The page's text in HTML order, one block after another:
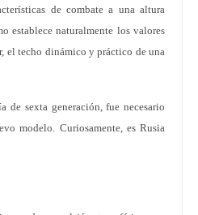
de combate a una altura
establece naturalmente los valores
el techo dinámico y práctico de una
de sexta generación, fue necesario
modelo. Curiosamente, es Rusia